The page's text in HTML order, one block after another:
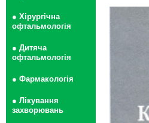
● Хірургічна
офтальмологія
● Дитяча
офтальмологія
● Фармакологія
● Лікування
захворювань